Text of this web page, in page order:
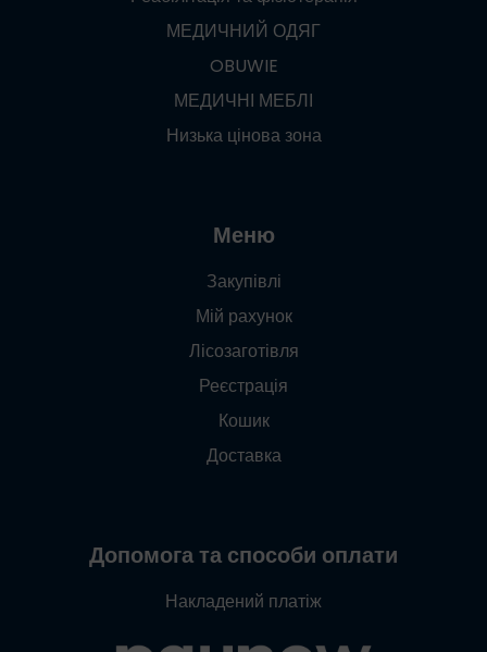
МЕДИЧНИЙ ОДЯГ
OBUWIE
МЕДИЧНІ МЕБЛІ
Низька цінова зона
Меню
Закупівлі
Мій рахунок
Лісозаготівля
Реєстрація
Кошик
Доставка
Допомога та способи оплати
Накладений платіж